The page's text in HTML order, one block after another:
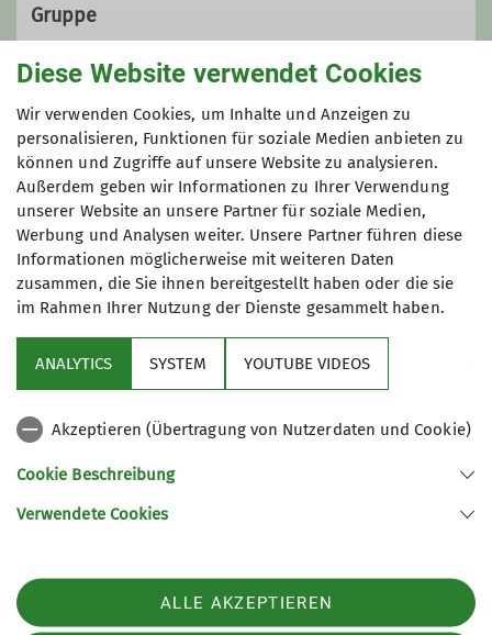
Gruppe
Seniorenwandergruppe
Die neu gegründete
Seniorenwandergruppe wandert ca. 8
bis 12 Kilometer, jeweils am letzten
Freitag im Monat.
Anmeldung oder Abmeldung nur per
Wanderung über Eva Kress:
seniorenwandergruppe@dav-
Für alle Wanderungen gelten die
Allgemeinen Geschäftsbedingungen
Die Teilnahme ist für Mitglieder des
Service
Unsere Partner
Sektion Würzburg des Deutschen Alpenvereins e.V.
Telefon +49931573080
Diese Website verwendet Cookies
Wir verwenden Cookies, um Inhalte und Anzeigen zu
personalisieren, Funktionen für soziale Medien anbieten zu
können und Zugriffe auf unsere Website zu analysieren.
Außerdem geben wir Informationen zu Ihrer Verwendung
unserer Website an unsere Partner für soziale Medien,
Werbung und Analysen weiter. Unsere Partner führen diese
Informationen möglicherweise mit weiteren Daten
zusammen, die Sie ihnen bereitgestellt haben oder die sie
im Rahmen Ihrer Nutzung der Dienste gesammelt haben.
ANALYTICS SYSTEM YOUTUBE VIDEOS
Akzeptieren (Übertragung von Nutzerdaten und Cookie)
Cookie Beschreibung
Verwendete Cookies
ALLE AKZEPTIEREN